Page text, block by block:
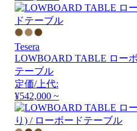
Tesera
LOWBOARD TABLE ロー
テーブル
定価/上代:
¥542,000 ~